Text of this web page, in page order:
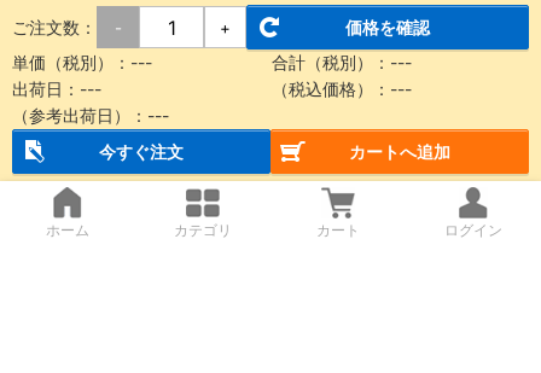
ご注文数： - +
価格を確認
単価（税別）： --- 合計（税別）： ---
出荷日： --- （税込価格）： ---
（参考出荷日）： ---
今すぐ注文
カートへ追加
ホーム カテゴリ カート ログイン